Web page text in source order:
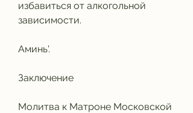
избавиться от алкогольной
зависимости.
Аминь'.
Заключение
Молитва к Матроне Московской